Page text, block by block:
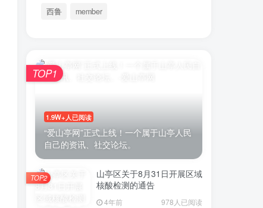
西鲁
member
1.9W+人已阅读
“爱山亭网”正式上线！一个属于山亭人民
自己的资讯、社交论坛。
TOP1
山亭区关于8月31日开展区域
核酸检测的通告
4年前 978人已阅读
TOP2